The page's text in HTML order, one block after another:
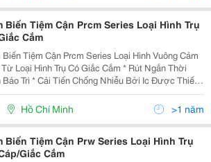
Biến Tiệm Cận Prcm Series Loại Hình Trụ
Cắm
Biến Tiệm Cận Prcm Series Loại Hình Vuông Cảm
Loại Hình Trụ Có Giắc Cắm * Rút Ngắn Thời
Bảo Trì * Cải Tiến Chống Nhiễu Bởi Ic Được Thiết
Biệt (Loại Dc 3-Dây) * Có Mạch Bảo Vệ Nối
Cực Nguồn (Loại Dc 3-Dây) * Có Mạc
Hồ Chí Minh >1 năm
Biến Tiệm Cận Prw Series Loại Hình Trụ
Giắc Cắm